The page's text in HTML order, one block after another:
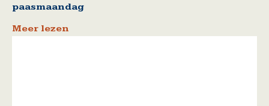
paasmaandag
Meer lezen